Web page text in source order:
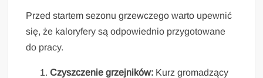
Przed startem sezonu grzewczego warto upewnić
się, że kaloryfery są odpowiednio przygotowane
do pracy.
Czyszczenie grzejników: Kurz gromadzący